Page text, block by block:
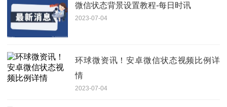
微信状态背景设置教程-每日时讯
2023-07-04
环球微资讯！安卓微信状态视频比例详
情
2023-07-04